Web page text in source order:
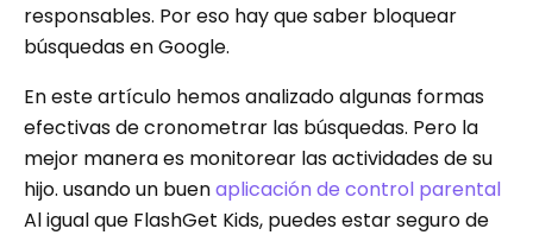
responsables. Por eso hay que saber bloquear
búsquedas en Google.
En este artículo hemos analizado algunas formas
efectivas de cronometrar las búsquedas. Pero la
mejor manera es monitorear las actividades de su
hijo. usando un buenaplicación de control parental
Al igual que FlashGet Kids, puedes estar seguro de